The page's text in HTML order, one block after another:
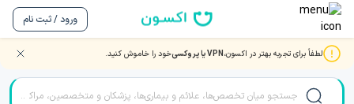
ورود / ثبت نام
لطفاً برای تجربه بهتر در اکسون،VPN یا پروکسی خود را خاموش کنید. صفحه اصلی/دکتر روانشناسی/دکتر صدف شیوایی كاريز